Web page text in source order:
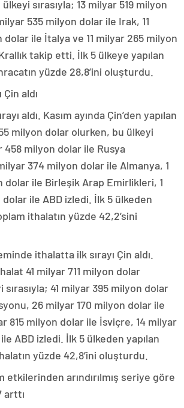
sırasıyla; 13 milyar 519 milyon
535 milyon dolar ile Irak, 11
dolar ile İtalya ve 11 milyar 265 milyon
takip etti. İlk 5 ülkeye yapılan
yüzde 28,8’ini oluşturdu.
aldı
aldı. Kasım ayında Çin’den yapılan
milyon dolar olurken, bu ülkeyi
458 milyon dolar ile Rusya
374 milyon dolar ile Almanya, 1
dolar ile Birleşik Arap Emirlikleri, 1
ile ABD izledi. İlk 5 ülkeden
ithalatın yüzde 42,2’sini
ithalatta ilk sırayı Çin aldı.
41 milyar 711 milyon dolar
41 milyar 395 milyon dolar
26 milyar 170 milyon dolar ile
815 milyon dolar ile İsviçre, 14 milyar
ABD izledi. İlk 5 ülkeden yapılan
yüzde 42,8’ini oluşturdu.
etkilerinden arındırılmış seriye göre
arttı